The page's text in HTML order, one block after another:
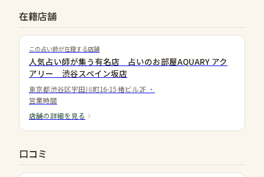
在籍店舗
この占い師が在籍する店舗
人気占い師が集う有名店 占いのお部屋AQUARY アク
アリー 渋谷スペイン坂店
東京都渋谷区宇田川町16-15 椿ビル2F ・
営業時間
店舗の詳細を見る
口コミ